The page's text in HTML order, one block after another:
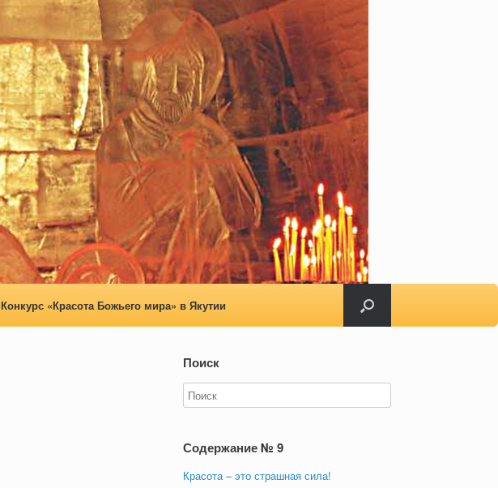
Конкурс «Красота Божьего мира» в Якутии
Поиск
Содержание № 9
Красота – это страшная сила!